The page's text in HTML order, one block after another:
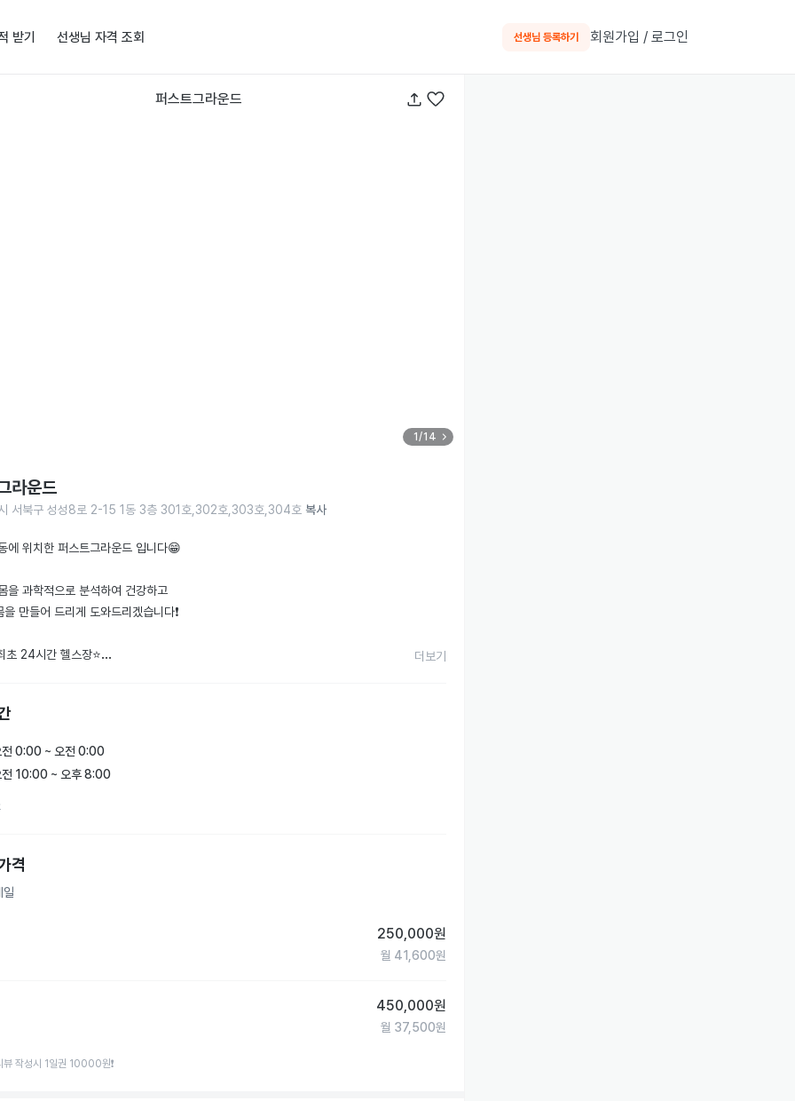
받기 선생님 자격 조회 선생님 등록하기 회원가입 / 로그인
퍼스트그라운드
1/14
라운드
서북구 성성8로 2-15 1동 3층 301호,302호,303호,304호 복사
에 위치한 퍼스트그라운드 입니다😁
을 과학적으로 분석하여 건강하고
만들어 드리게 도와드리겠습니다❗️
초 24시간 헬스장⭐️
체형별 분석으로 운동과 식단제공
모 대형 헬스장
유산소 기구 [미러링가능]
계단,런닝머신,입/좌식바이크)
더보기
전 0:00 ~ 오전 0:00
전 10:00 ~ 오후 8:00
격
일
250,000원
월 41,600원
450,000원
월 37,500원
뷰 작성시 1일권 10000원❗️